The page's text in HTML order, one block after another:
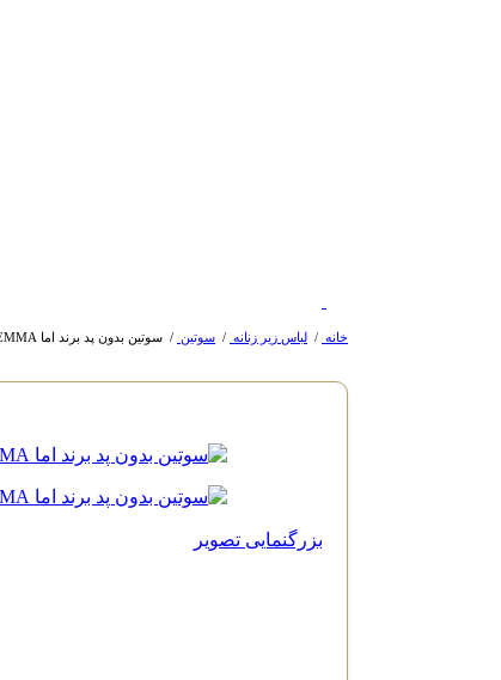
خانه / لباس زیر زنانه / سوتین / سوتین بدون پد برند اما EMMA کد 3640
بزرگنمایی تصویر